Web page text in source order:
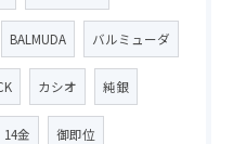
BALMUDA バルミューダ
カシオ 純銀
14金 御即位